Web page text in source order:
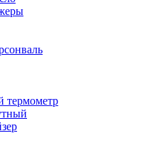
термометр